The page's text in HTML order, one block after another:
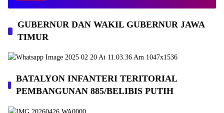
GUBERNUR DAN WAKIL GUBERNUR JAWA
TIMUR
BATALYON INFANTERI TERITORIAL
PEMBANGUNAN 885/BELIBIS PUTIH